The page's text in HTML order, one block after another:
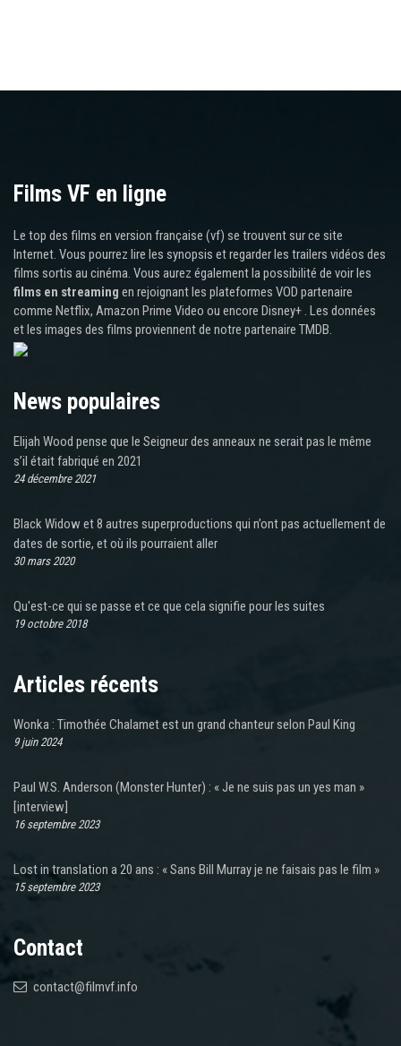
Films VF en ligne
Le top des films en version française (vf) se trouvent sur ce site
Internet. Vous pourrez lire les synopsis et regarder les trailers vidéos des
films sortis au cinéma. Vous aurez également la possibilité de voir les
films en streaming en rejoignant les plateformes VOD partenaire
comme Netflix, Amazon Prime Video ou encore Disney+ . Les données
et les images des films proviennent de notre partenaire TMDB.
News populaires
Elijah Wood pense que le Seigneur des anneaux ne serait pas le même
s’il était fabriqué en 2021
24 décembre 2021
Black Widow et 8 autres superproductions qui n’ont pas actuellement de
dates de sortie, et où ils pourraient aller
30 mars 2020
Qu'est-ce qui se passe et ce que cela signifie pour les suites
19 octobre 2018
Articles récents
Wonka : Timothée Chalamet est un grand chanteur selon Paul King
9 juin 2024
Paul W.S. Anderson (Monster Hunter) : « Je ne suis pas un yes man »
[interview]
16 septembre 2023
Lost in translation a 20 ans : « Sans Bill Murray je ne faisais pas le film »
15 septembre 2023
Contact
contact@filmvf.info